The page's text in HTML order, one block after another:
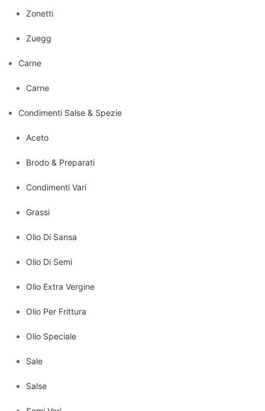
Zonetti
Zuegg
Carne
Carne
Condimenti Salse & Spezie
Aceto
Brodo & Preparati
Condimenti Vari
Grassi
Olio Di Sansa
Olio Di Semi
Olio Extra Vergine
Olio Per Frittura
Olio Speciale
Sale
Salse